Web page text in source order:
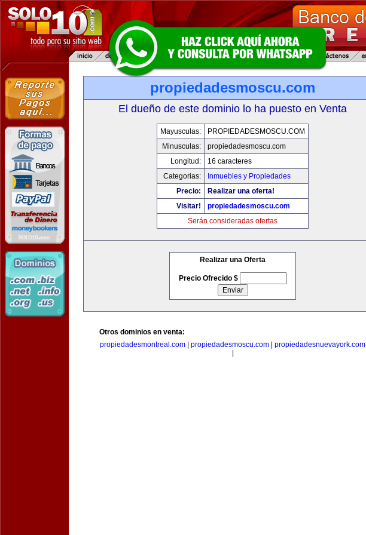
propiedadesmoscu.com
El dueño de este dominio lo ha puesto en Venta
Mayusculas:
PROPIEDADESMOSCU.COM
Minusculas:
propiedadesmoscu.com
Longitud:
16 caracteres
Categorias:
Inmuebles y Propiedades
Precio:
Realizar una oferta!
Visitar!
propiedadesmoscu.com
Serán consideradas ofertas
Realizar una Oferta
Precio Ofrecido $
Otros dominios en venta:
propiedadesmontreal.com
propiedadesmoscu.com
propiedadesnuevayork.com